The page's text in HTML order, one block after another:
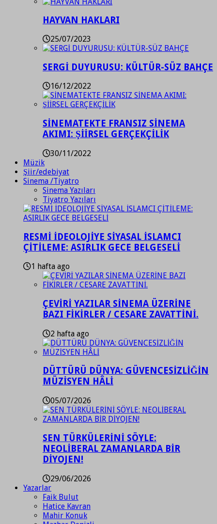
HAYVAN HAKLARI
25/07/2023
SERGİ DUYURUSU: KÜLTÜR-SÜZ BAHÇE
16/12/2022
SİNEMATEKTE FRANSIZ SİNEMA
AKIMI: ŞİİRSEL GERÇEKÇİLİK
30/11/2022
Müzik
Şiir/edebiyat
Sinema /Tiyatro
Sinema Yazıları
Tiyatro Yazıları
RESMİ İDEOLOJİYE SİYASAL İSLAMCI
ÇİTİLEME: ASIRLIK GECE BELGESELİ
1 hafta ago
ÇEVİRİ YAZILAR SİNEMA ÜZERİNE
BAZI FİKİRLER / CESARE ZAVATTİNİ.
2 hafta ago
DÜTTÜRÜ DÜNYA: GÜVENCESİZLİĞİN
MÜZİSYEN HÂLİ
05/07/2026
SEN TÜRKÜLERİNİ SÖYLE:
NEOLİBERAL ZAMANLARDA BİR
DİYOJEN!
29/06/2026
Yazarlar
Faik Bulut
Hatice Kavran
Mahir Konuk